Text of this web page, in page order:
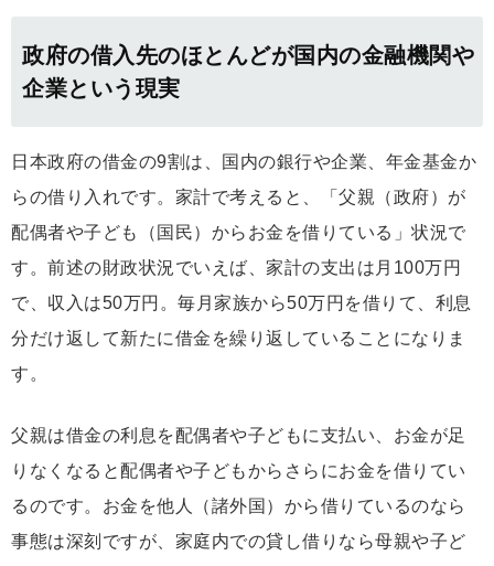
政府の借入先のほとんどが国内の金融機関や
企業という現実
日本政府の借金の9割は、国内の銀行や企業、年金基金か
らの借り入れです。家計で考えると、「父親（政府）が
配偶者や子ども（国民）からお金を借りている」状況で
す。前述の財政状況でいえば、家計の支出は月100万円
で、収入は50万円。毎月家族から50万円を借りて、利息
分だけ返して新たに借金を繰り返していることになりま
す。
父親は借金の利息を配偶者や子どもに支払い、お金が足
りなくなると配偶者や子どもからさらにお金を借りてい
るのです。お金を他人（諸外国）から借りているのなら
事態は深刻ですが、家庭内での貸し借りなら母親や子ど